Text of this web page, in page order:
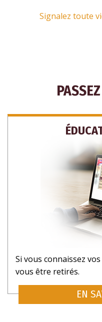
Signalez toute
Si vous connaissez
vous être retirés.
EN